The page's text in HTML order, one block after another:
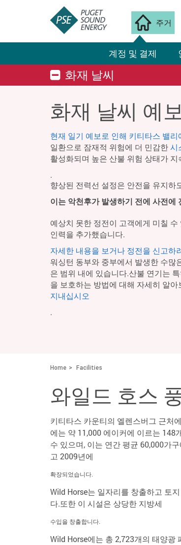
주거
계정 및 결제
화재 날씨
화재 날씨 예
현재 일기 예보로 인해 키티타스 밸리
일환으로 잠재적 위험에 더 민감한시
활성화되며 높은 산불 위험 상태가
.
향상된 전력선 설정은 안전을 유지하
이는 악천후가 발생하기 전에 사전에
예상치 못한 정전이 고객에게 미칠
인력을 추가했습니다.
자세한 내용을 보거나 정전을 신고하
워싱턴 동부와 중부에서 발생한 수많
은 범위 내에 있습니다.산불 연기는
을 보호하는 방법에 대해 자세히 알
지내십시오
.
Home Facilities
와일드 호스
키티타스 카운티의 엘렌스버그 근처
에는 약 11,000 에이커에 이르는 148
수 있으며, 이는 연간 평균 60,000가
고 2009년에
확장되었습니다.
Wild Horse는 일자리를 창출하고 토
다.또한 이 시설은 상당한 지방세
수입을 창출합니다.
Wild Horse에는 총 2,723개의 태양광